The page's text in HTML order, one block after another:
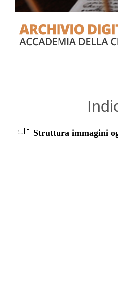
Struttura immagini